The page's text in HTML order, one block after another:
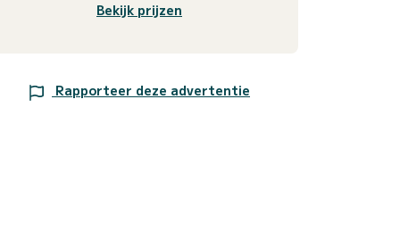
Bekijk prijzen
Rapporteer deze advertentie